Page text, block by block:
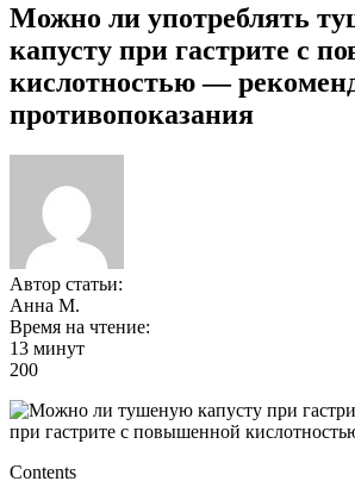
Можно ли употреблять
капусту при гастрите с
кислотностью —
противопоказания
Автор статьи:
Анна М.
Время на чтение:
13 минут
200
Contents